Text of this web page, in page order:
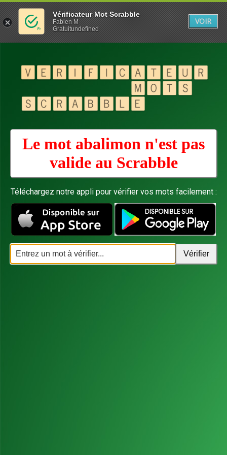
Le mot abalimon n'est pas
valide au Scrabble
Téléchargez notre appli pour vérifier vos mots facilement :
Vérificateur Mot Scrabble
Fabien M
Gratuitundefined
VOIR